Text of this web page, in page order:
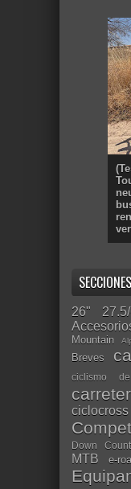
SECCIONES
26"
Mountain
Breves
ciclismo
ciclocross
Down
MTB
e-